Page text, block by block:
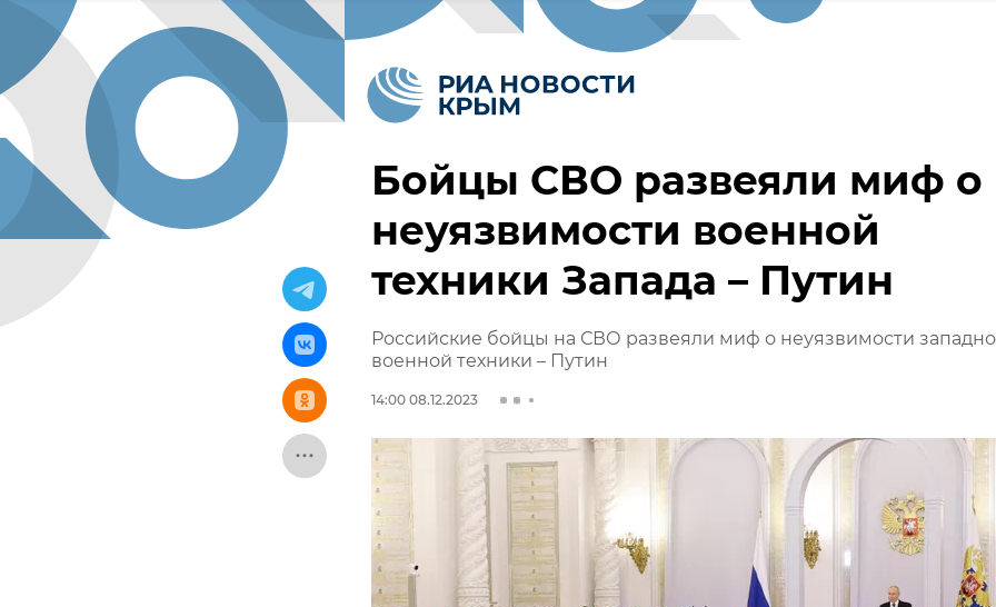
Бойцы СВО развеяли миф о
неуязвимости военной
техники Запада – Путин
Российские бойцы на СВО развеяли миф о неуязвимости
военной техники – Путин
14:00 08.12.2023